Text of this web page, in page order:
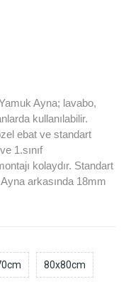
Ayna; lavabo,
kullanılabilir.
ebat ve standart
1.sınıf
kolaydır. Standart
arkasında 18mm
80x80cm